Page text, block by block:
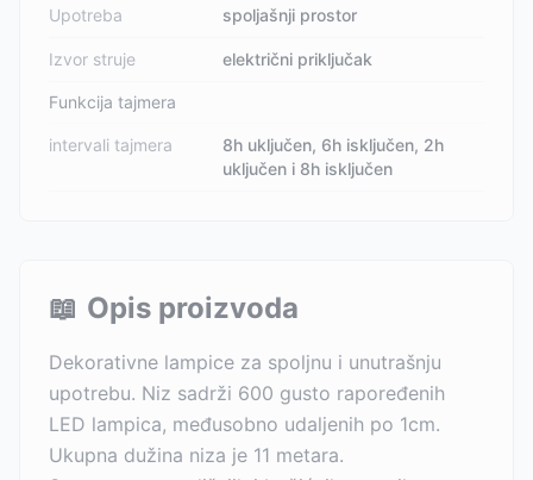
Upotreba spoljašnji prostor
Izvor struje električni priključak
Funkcija tajmera
intervali tajmera
8h uključen, 6h isključen, 2h
uključen i 8h isključen
📖 Opis proizvoda
Dekorativne lampice za spoljnu i unutrašnju
upotrebu. Niz sadrži 600 gusto rapoređenih
LED lampica, međusobno udaljenih po 1cm.
Ukupna dužina niza je 11 metara.